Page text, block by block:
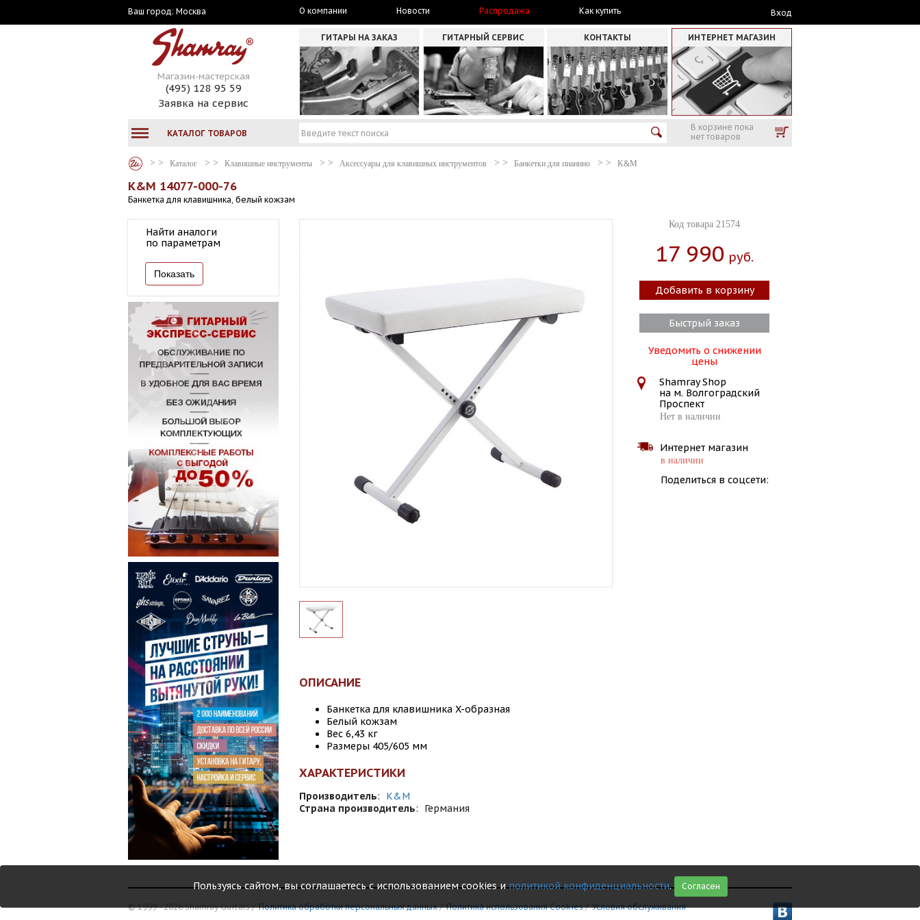
Ваш город: Москва О компании Новости Распродажа Как купить Вход
Магазин-мастерская
(495) 128 95 59
Заявка на сервис
ГИТАРЫ НА ЗАКАЗ ГИТАРНЫЙ СЕРВИС КОНТАКТЫ ИНТЕРНЕТ МАГАЗИН
КАТАЛОГ ТОВАРОВ
В корзине пока
нет товаров
Каталог Клавишные инструменты Аксессуары для клавишных инструментов Банкетки для пианино K&M
K&M 14077-000-76
Банкетка для клавишника, белый кожзам
Найти аналоги
по параметрам
Код товара 21574
17 990 Руб.
Добавить в корзину
Быстрый заказ
Уведомить о снижении
цены
Shamray Shop
на м. Волгоградский
Проспект
Нет в наличии
Интернет магазин
в наличии
Поделиться в соцсети:
ОПИСАНИЕ
Банкетка для клавишника X-образная
Белый кожзам
Вес 6,43 кг
Размеры 405/605 мм
ХАРАКТЕРИСТИКИ
Производитель:
K&M
Страна производитель: Германия
© 1999 - 2026 Shamray Guitars /Политика обработки персональных данных/Политика использования Сookies/Условия обслуживания
Пользуясь сайтом, вы соглашаетесь с использованием cookies иполитикой конфиденциальности. Согласен